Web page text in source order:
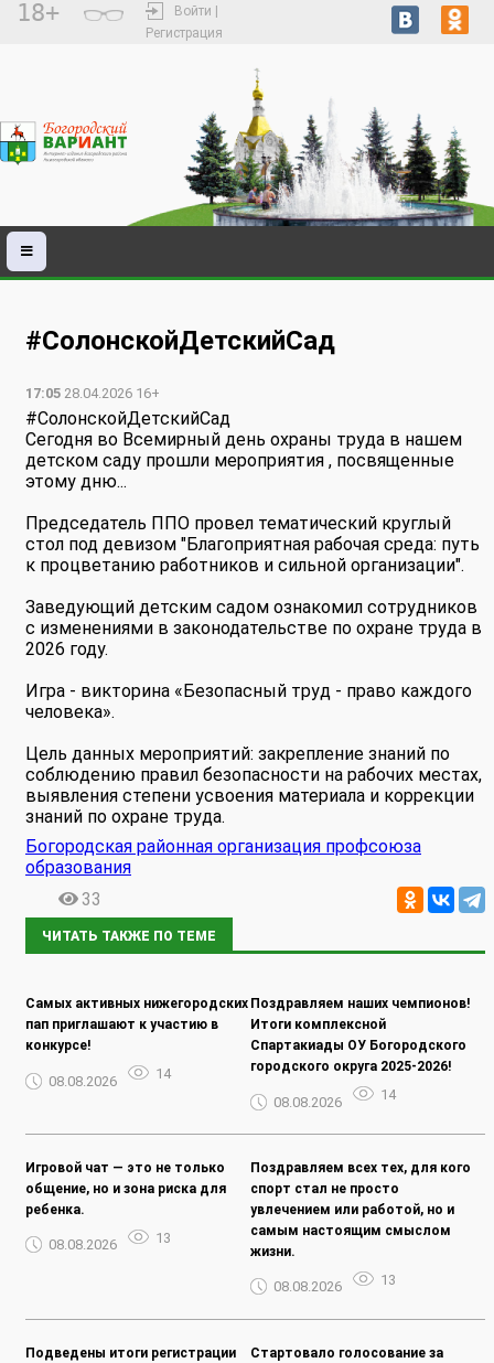
18+
Войти |
Регистрация
#СолонскойДетскийСад
17:05 28.04.2026 16+
#СолонскойДетскийСад
Сегодня во Всемирный день охраны труда в нашем
детском саду прошли мероприятия , посвященные
этому дню...
Председатель ППО провел тематический круглый
стол под девизом "Благоприятная рабочая среда: путь
к процветанию работников и сильной организации".
Заведующий детским садом ознакомил сотрудников
с изменениями в законодательстве по охране труда в
2026 году.
Игра - викторина «Безопасный труд - право каждого
человека».
Цель данных мероприятий: закрепление знаний по
соблюдению правил безопасности на рабочих местах,
выявления степени усвоения материала и коррекции
знаний по охране труда.
Богородская районная организация профсоюза
образования
33
ЧИТАТЬ ТАКЖЕ ПО ТЕМЕ
Самых активных нижегородских
пап приглашают к участию в
конкурсе!
08.08.2026 14
Поздравляем наших чемпионов!
Итоги комплексной
Спартакиады ОУ Богородского
городского округа 2025-2026!
08.08.2026 14
Игровой чат — это не только
общение, но и зона риска для
ребенка.
08.08.2026 13
Поздравляем всех тех, для кого
спорт стал не просто
увлечением или работой, но и
самым настоящим смыслом
жизни.
08.08.2026 13
Подведены итоги регистрации
Стартовало голосование за